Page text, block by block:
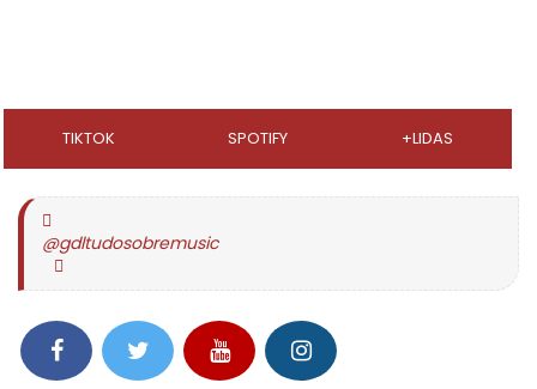
TIKTOK SPOTIFY +LIDAS
@gdltudosobremusic